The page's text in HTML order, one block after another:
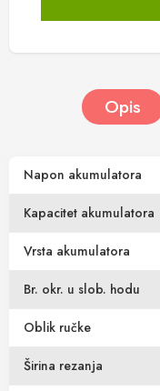
Opis
Napon akumulatora
Kapacitet akumulatora
Vrsta akumulatora
Br. okr. u slob. hodu
Oblik ručke
Širina rezanja